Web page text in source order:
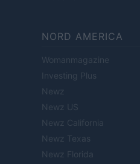
NORD AMERICA
Womanmagazine
Investing Plus
Newz
Newz US
Newz California
Newz Texas
Newz Florida